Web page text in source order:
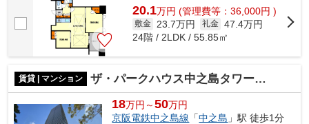
20.1万円 (管理費等：36,000円 )
敷金 23.7万円 礼金 47.4万円
24階 / 2LDK / 55.85㎡
賃貸 | マンション ザ・パークハウス中之島タワー 中之島小学校区
18万円～50万円
京阪電鉄中之島線 「中之島 」駅 徒歩1分